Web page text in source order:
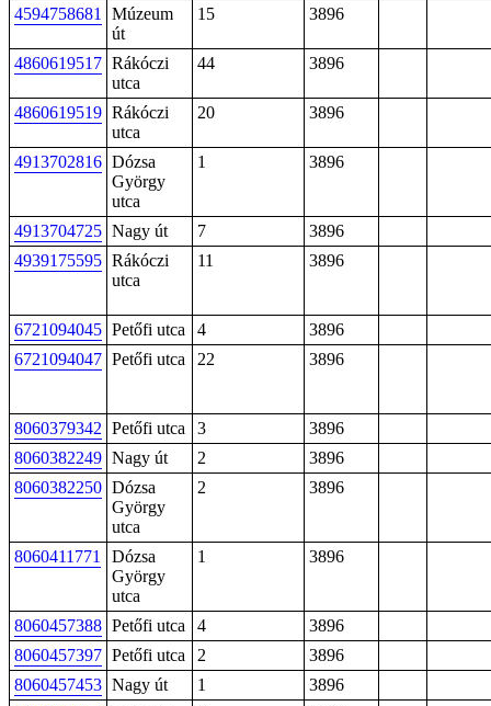
4594758681
Múzeum
út
15 3896
4860619517 Rákóczi
utca
44 3896
4860619519 Rákóczi
utca
20 3896
4913702816 Dózsa
György
utca
1 3896
4913704725 Nagy út 7
3896
4939175595 Rákóczi
utca
11 3896
6721094045 Petőfi utca 4
3896
6721094047 Petőfi utca 22 3896
8060379342 Petőfi utca 3
3896
8060382249 Nagy út 2
3896
8060382250 Dózsa
György
utca
2 3896
8060411771
Dózsa
György
utca
1 3896
8060457388 Petőfi utca 4
3896
8060457397 Petőfi utca 2
3896
8060457453 Nagy út 1
3896